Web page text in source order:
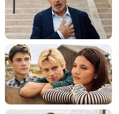
- 1 Episode :4
Andrew Havill
Insp. Ardrey
- 1 Episode :1
Robert Whitelock
Robin Payne
- 1 Episode :2
Nicholas Burns
Mick Cambrey
- 1 Episode :3
Tarek Ramini